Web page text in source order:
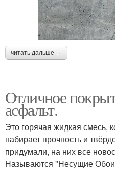
читать дальше →
Отличное
асфальт.
Это горячая жидкая смесь,
набирает прочность и
придумали, на них все
Называются "Несущие